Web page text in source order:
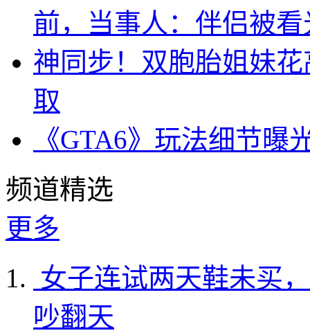
前，当事人：伴侣被看
神同步！双胞胎姐妹
取
《GTA6》玩法细节
频道精选
更多
女子连试两天鞋未买
吵翻天